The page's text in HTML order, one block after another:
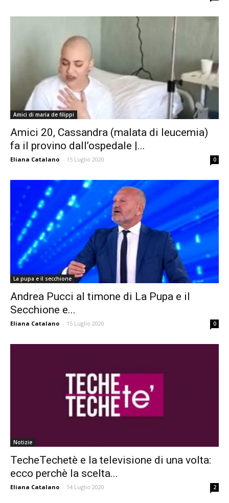
Amici di maria de filippi
Amici 20, Cassandra (malata di leucemia)
fa il provino dall’ospedale |...
Eliana Catalano - 15 Luglio 2020 0
La pupa e il secchione
Andrea Pucci al timone di La Pupa e il
Secchione e...
Eliana Catalano - 15 Luglio 2020 0
Notizie
TecheTechetè e la televisione di una volta:
ecco perchè la scelta...
Eliana Catalano - 14 Luglio 2020 2